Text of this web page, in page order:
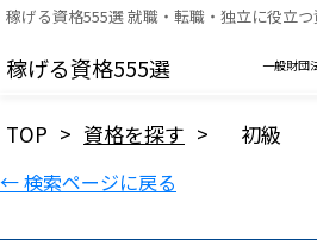
稼げる資格555選 就職・転職・独立に役立
稼げる資格555選 一般財団
TOP > 資格を探す > 初級
← 検索ページに戻る